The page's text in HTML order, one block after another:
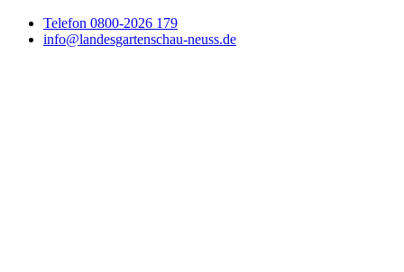
Telefon 0800-2026 179
info@landesgartenschau-neuss.de